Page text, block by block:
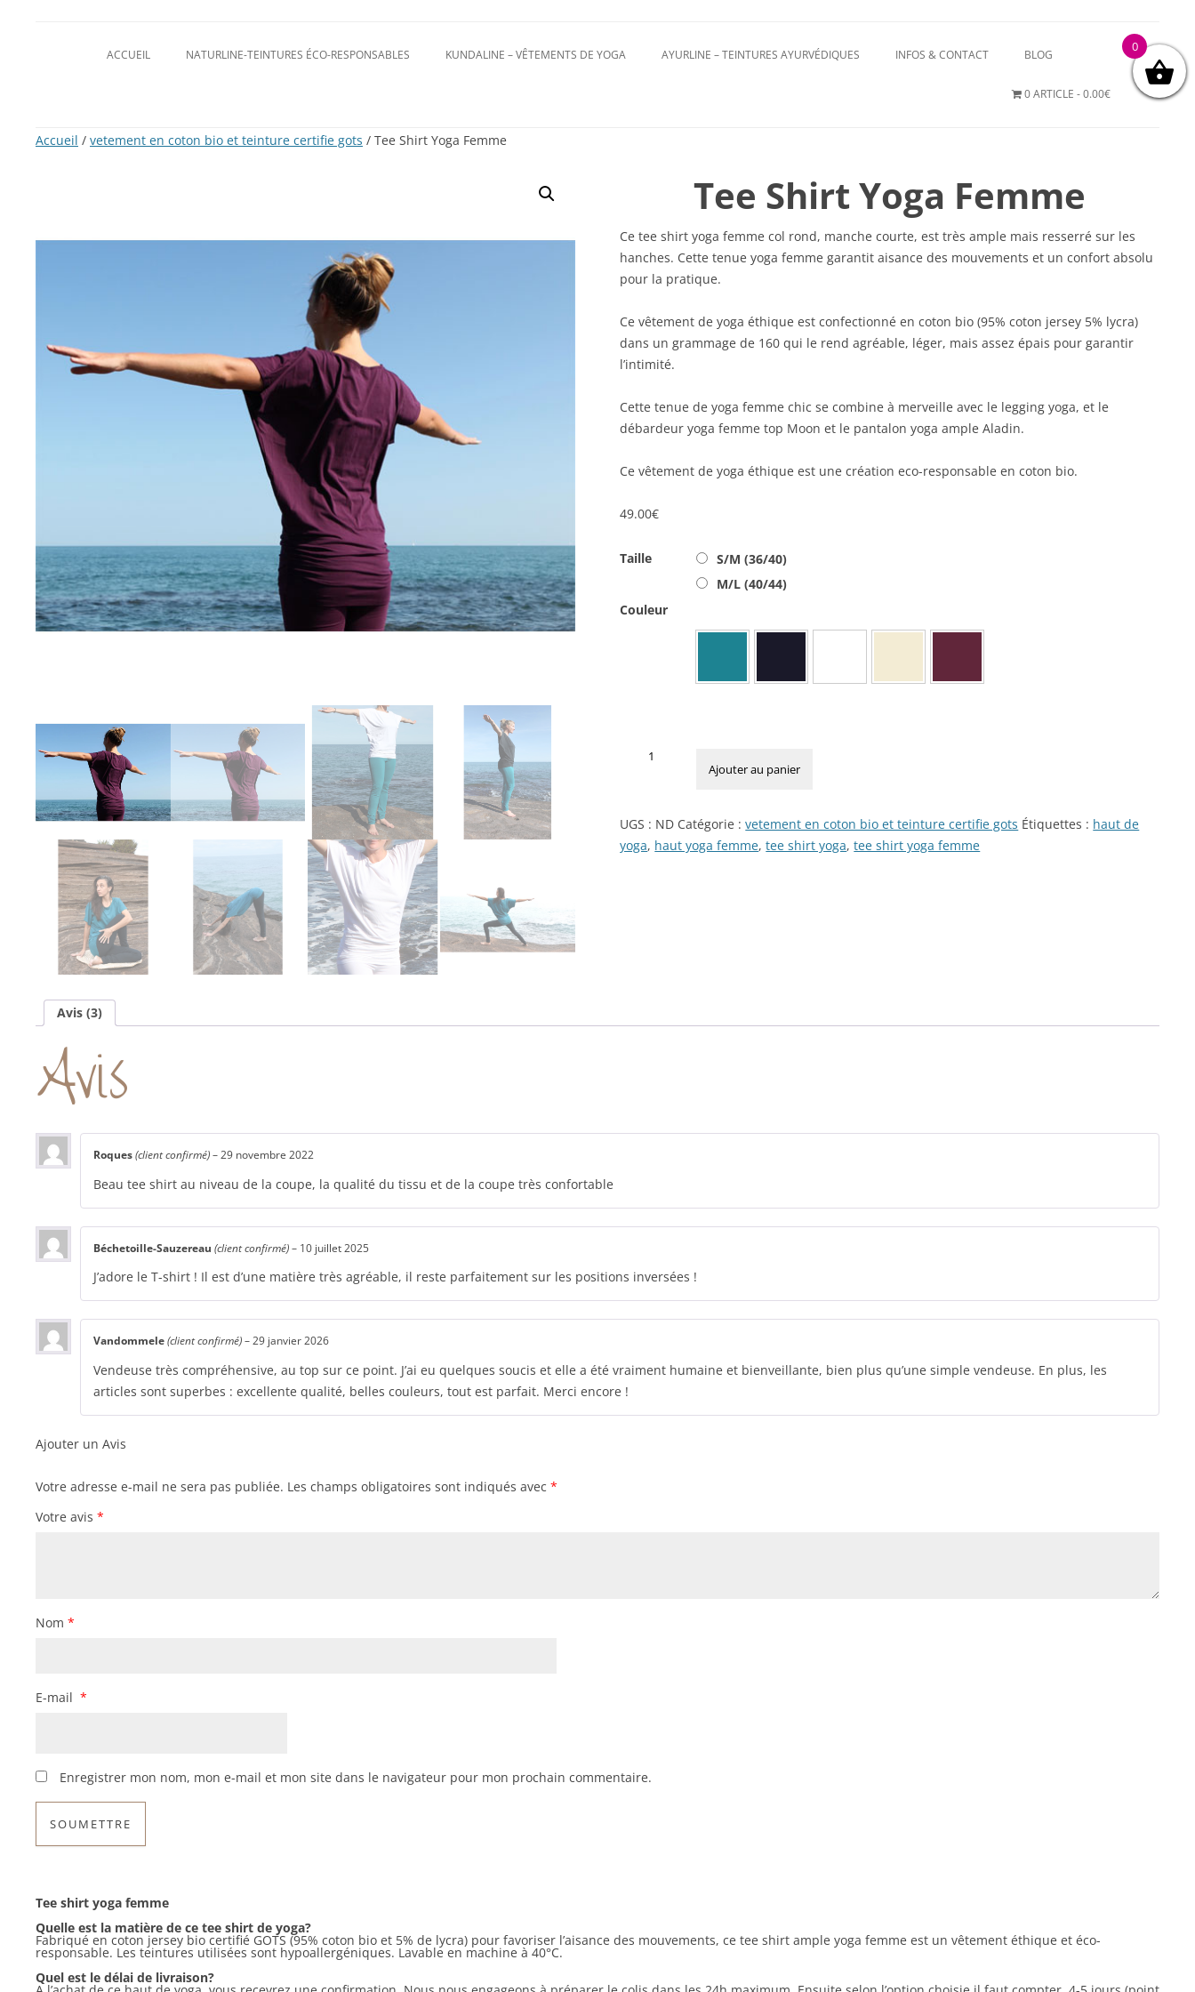
contenu
ACCUEIL NATURLINE-TEINTURES ÉCO-RESPONSABLES KUNDALINE – VÊTEMENTS DE YOGA AYURLINE – TEINTURES AYURVÉDIQUES INFOS & CONTACT BLOG
0 ARTICLE 0.00€
Accueil / vetement en coton bio et teinture certifie gots / Tee Shirt Yoga Femme
Tee Shirt Yoga Femme
Ce tee shirt yoga femme col rond, manche courte, est très ample mais resserré sur les
hanches. Cette tenue yoga femme garantit aisance des mouvements et un confort absolu
pour la pratique.
Ce vêtement de yoga éthique est confectionné en coton bio (95% coton jersey 5% lycra)
dans un grammage de 160 qui le rend agréable, léger, mais assez épais pour garantir
l’intimité.
Cette tenue de yoga femme chic se combine à merveille avec le legging yoga, et le
débardeur yoga femme top Moon et le pantalon yoga ample Aladin.
Ce vêtement de yoga éthique est une création eco-responsable en coton bio.
49.00€
Taille
S/M (36/40)
M/L (40/44)
Couleur
Yoga
Femme
Ajouter au panier
UGS : ND Catégorie :vetement en coton bio et teinture certifie gots Étiquettes : haut de
yoga, haut yoga femme,tee shirt yoga,tee shirt yoga femme
Avis (3)
Avis
Roques (client confirmé) – 29 novembre 2022
Beau tee shirt au niveau de la coupe, la qualité du tissu et de la coupe très confortable
Béchetoille-Sauzereau (client confirmé) – 10 juillet 2025
J’adore le T-shirt ! Il est d’une matière très agréable, il reste parfaitement sur les positions inversées !
Vandommele (client confirmé) – 29 janvier 2026
Vendeuse très compréhensive, au top sur ce point. J’ai eu quelques soucis et elle a été vraiment humaine et bienveillante, bien plus qu’une simple vendeuse. En plus, les
articles sont superbes : excellente qualité, belles couleurs, tout est parfait. Merci encore !
Ajouter un Avis
Votre adresse e-mail ne sera pas publiée. Les champs obligatoires sont indiqués avec *
Votre avis *
Nom *
E-mail *
Enregistrer mon nom, mon e-mail et mon site dans le navigateur pour mon prochain commentaire.
Tee shirt yoga femme
Quelle est la matière de ce tee shirt de yoga?
Fabriqué en coton jersey bio certifié GOTS (95% coton bio et 5% de lycra) pour favoriser l’aisance des mouvements, ce tee shirt ample yoga femme est un vêtement éthique et éco-
responsable. Les teintures utilisées sont hypoallergéniques. Lavable en machine à 40°C.
Quel est le délai de livraison?
0